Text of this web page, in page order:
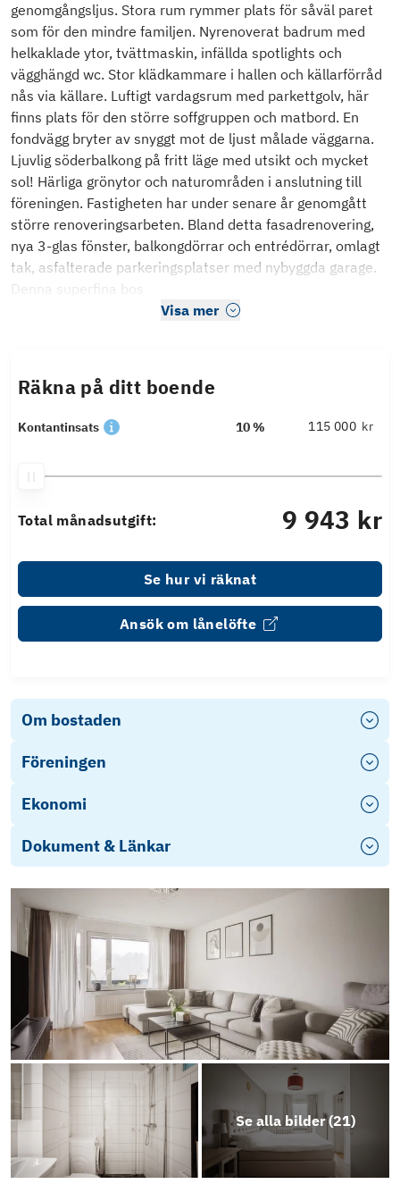
genomgångsljus. Stora rum rymmer plats för såväl paret
som för den mindre familjen. Nyrenoverat badrum med
helkaklade ytor, tvättmaskin, infällda spotlights och
vägghängd wc. Stor klädkammare i hallen och källarförråd
nås via källare. Luftigt vardagsrum med parkettgolv, här
finns plats för den större soffgruppen och matbord. En
fondvägg bryter av snyggt mot de ljust målade väggarna.
Ljuvlig söderbalkong på fritt läge med utsikt och mycket
sol! Härliga grönytor och naturområden i anslutning till
föreningen. Fastigheten har under senare år genomgått
större renoveringsarbeten. Bland detta fasadrenovering,
nya 3-glas fönster, balkongdörrar och entrédörrar, omlagt
tak, asfalterade parkeringsplatser med nybyggda garage.
Denna superfina bos
Visa mer
Räkna på ditt boende
Kontantinsats 10 % kr
Total månadsutgift: 9 943 kr
Se hur vi räknat
Ansök om lånelöfte
Om bostaden
Föreningen
Ekonomi
Dokument & Länkar
Årsredovisning 2025
Objektsbeskrivning
Se alla bilder (21)